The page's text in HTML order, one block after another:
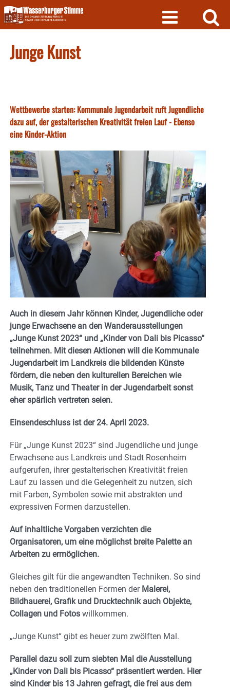
Skip
to
content
Junge Kunst
Wettbewerbe starten: Kommunale Jugendarbeit ruft Jugendliche
dazu auf, der gestalterischen Kreativität freien Lauf - Ebenso
eine Kinder-Aktion
Auch in diesem Jahr können Kinder, Jugendliche oder
junge Erwachsene an den Wanderausstellungen
„Junge Kunst 2023“ und „Kinder von Dali bis Picasso“
teilnehmen. Mit diesen Aktionen will die Kommunale
Jugendarbeit im Landkreis die bildenden Künste
fördern, die neben den kulturellen Bereichen wie
Musik, Tanz und Theater in der Jugendarbeit sonst
eher spärlich vertreten seien.
Einsendeschluss ist der 24. April 2023.
Für „Junge Kunst 2023“ sind Jugendliche und junge
Erwachsene aus Landkreis und Stadt Rosenheim
aufgerufen, ihrer gestalterischen Kreativität freien
Lauf zu lassen und die Gelegenheit zu nutzen, sich
mit Farben, Symbolen sowie mit abstrakten und
expressiven Formen darzustellen.
Auf inhaltliche Vorgaben verzichten die
Organisatoren, um eine möglichst breite Palette an
Arbeiten zu ermöglichen.
Gleiches gilt für die angewandten Techniken. So sind
neben den traditionellen Formen derMalerei,
Bildhauerei, Grafik und Drucktechnik auch Objekte,
Collagen und Fotos willkommen.
„Junge Kunst“ gibt es heuer zum zwölften Mal.
Parallel dazu soll zum siebten Mal die Ausstellung
„Kinder von Dali bis Picasso“ präsentiert werden. Hier
sind Kinder bis 13 Jahren gefragt, die frei aus dem